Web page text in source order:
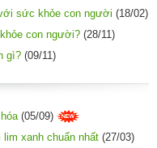
sức khỏe con người (18/02)
con người? (28/11)
gì? (09/11)
(05/09)
xanh chuẩn nhất (27/03)